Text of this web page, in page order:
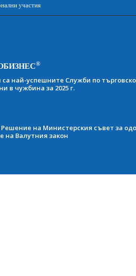
участия
®
най-успешните Служби по
в чужбина за 2025 г.
на Министерския съвет за
на Валутния закон